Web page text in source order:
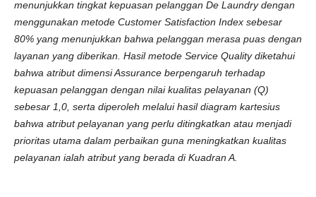
menunjukkan tingkat kepuasan pelanggan De Laundry dengan
menggunakan metode Customer Satisfaction Index sebesar
80% yang menunjukkan bahwa pelanggan merasa puas dengan
layanan yang diberikan. Hasil metode Service Quality diketahui
bahwa atribut dimensi Assurance berpengaruh terhadap
kepuasan pelanggan dengan nilai kualitas pelayanan (Q)
sebesar 1,0, serta diperoleh melalui hasil diagram kartesius
bahwa atribut pelayanan yang perlu ditingkatkan atau menjadi
prioritas utama dalam perbaikan guna meningkatkan kualitas
pelayanan ialah atribut yang berada di Kuadran A.